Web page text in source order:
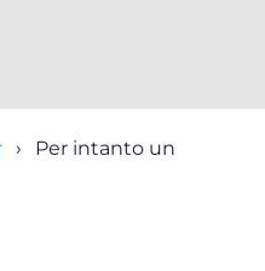
Per intanto un